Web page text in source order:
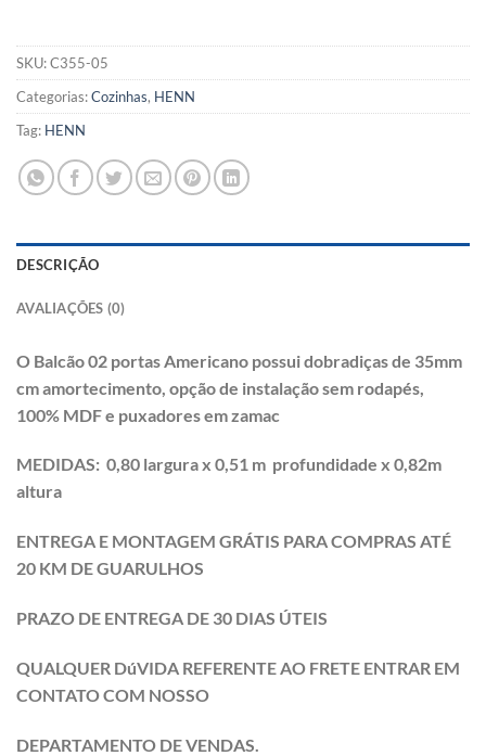
SKU:C355-05
Categorias:Cozinhas, HENN
Tag: HENN
DESCRIÇÃO
AVALIAÇÕES (0)
O Balcão 02 portas Americano possui dobradiças de 35mm
cm amortecimento, opção de instalação sem rodapés,
100% MDF e puxadores em zamac
MEDIDAS: 0,80 largura x 0,51 m profundidade x 0,82m
altura
ENTREGA E MONTAGEM GRÁTIS PARA COMPRAS ATÉ
20 KM DE GUARULHOS
PRAZO DE ENTREGA DE 30 DIAS ÚTEIS
QUALQUER DúVIDA REFERENTE AO FRETE ENTRAR EM
CONTATO COM NOSSO
DEPARTAMENTO DE VENDAS.